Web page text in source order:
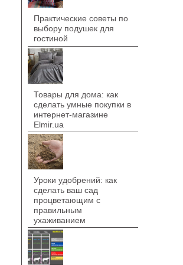
Практические советы по
выбору подушек для
гостиной
Товары для дома: как
сделать умные покупки в
интернет-магазине
Elmir.ua
Уроки удобрений: как
сделать ваш сад
процветающим с
правильным
ухаживанием